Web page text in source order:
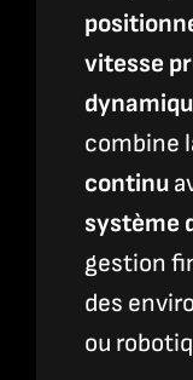
vitesse
combine
continu
système
gestion
des
ou